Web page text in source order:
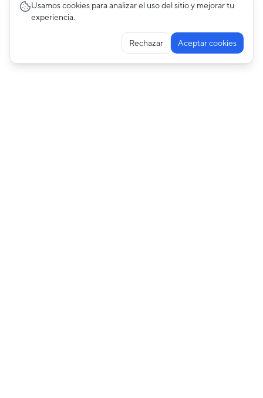
Usamos cookies para analizar el uso del sitio y mejorar tu
experiencia.
Rechazar Aceptar cookies